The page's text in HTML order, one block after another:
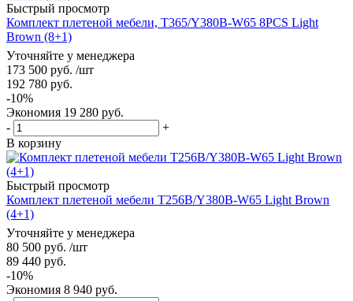
Быстрый просмотр
Комплект плетеной мебели, T365/Y380B-W65 8PCS Light
Brown (8+1)
Уточняйте у менеджера
173 500 руб. /шт
192 780 руб.
-10%
Экономия 19 280 руб.
-
+
В корзину
Быстрый просмотр
Комплект плетеной мебели T256B/Y380B-W65 Light Brown
(4+1)
Уточняйте у менеджера
80 500 руб. /шт
89 440 руб.
-10%
Экономия 8 940 руб.